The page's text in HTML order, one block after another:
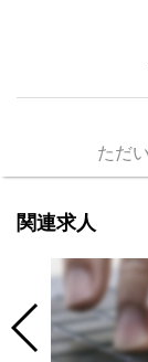
ただ
関連求人